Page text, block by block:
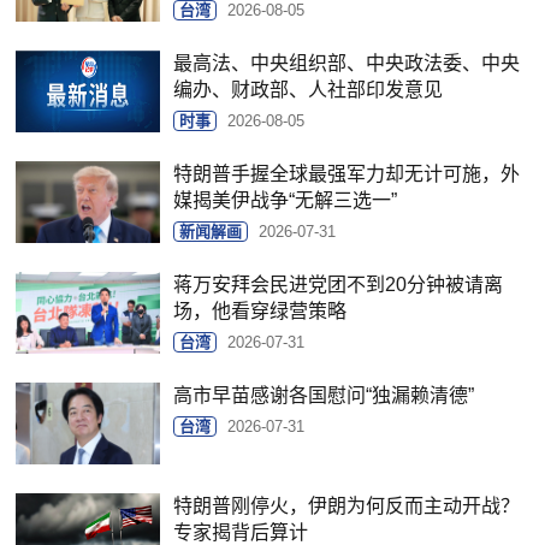
台湾 2026-08-05
最高法、中央组织部、中央政法委、中央
编办、财政部、人社部印发意见
时事 2026-08-05
特朗普手握全球最强军力却无计可施，外
媒揭美伊战争“无解三选一”
新闻解画 2026-07-31
蒋万安拜会民进党团不到20分钟被请离
场，他看穿绿营策略
台湾 2026-07-31
高市早苗感谢各国慰问“独漏赖清德”
台湾 2026-07-31
特朗普刚停火，伊朗为何反而主动开战？
专家揭背后算计